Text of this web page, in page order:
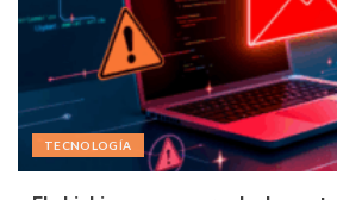
TECNOLOGÍA